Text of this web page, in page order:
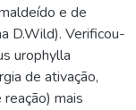
e de
D.Wild). Verificou-
urophylla
de ativação,
mais